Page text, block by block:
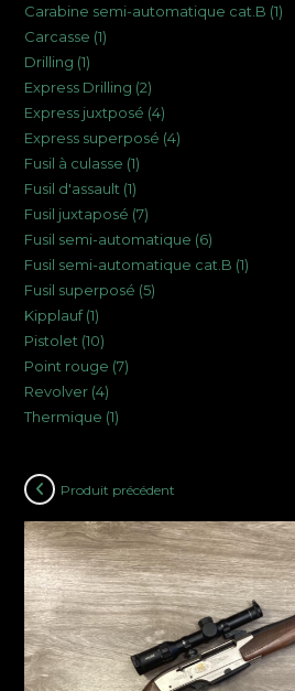
produits
Carabine semi-automatique cat.B 11
Carcasse 11
Drilling 11
produit
Express Drilling 22
produits
Express juxtposé 44
produits
Express superposé 44
Fusil à culasse 11
produit
Fusil d'assault 11
produit
Fusil juxtaposé 77
produits
Fusil semi-automatique 66
produits
Fusil semi-automatique cat.B 11
Fusil superposé 55
Kipplauf 11
produit
Pistolet 1010
produits
Point rouge 77
Revolver 44
produits
Thermique 11
Produit précédent